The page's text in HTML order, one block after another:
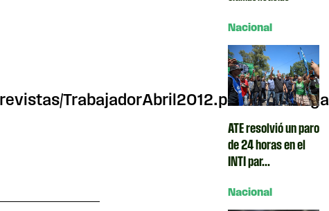
TrabajadorAbril2012.pdf">Descarga
Nacional
ATE resolvió un paro
de 24 horas en el
INTI par...
Nacional